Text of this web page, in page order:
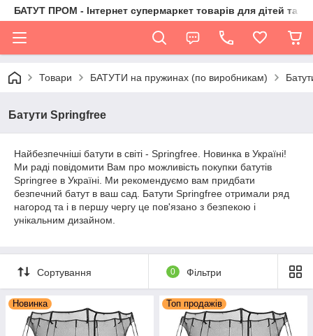
БАТУТ ПРОМ - Інтернет супермаркет товарів для дітей та їх
Товари БАТУТИ на пружинах (по виробникам)
Батути Springfree
Найбезпечніші батути в світі - Springfree. Новинка в Україні!
Ми раді повідомити Вам про можливість покупки батутів
Springree в Україні. Ми рекомендуємо вам придбати
безпечний батут в ваш сад. Батути Springfree отримали ряд
нагород та і в першу чергу це пов'язано з безпекою і
унікальним дизайном.
Сортування 0 Фільтри
Новинка Топ продажів